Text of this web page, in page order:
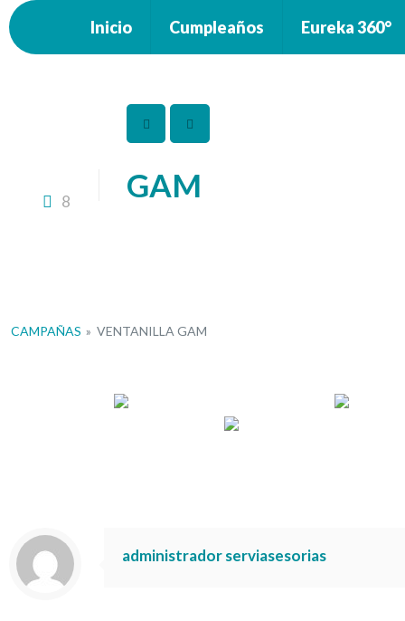
Inicio Cumpleaños Eureka 360°
8 GAM
CAMPAÑAS » VENTANILLA GAM
administrador serviasesorias